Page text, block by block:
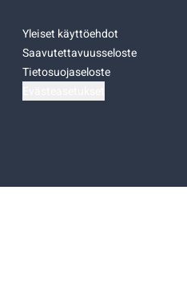
Yleiset käyttöehdot
Saavutettavuusseloste
Tietosuojaseloste